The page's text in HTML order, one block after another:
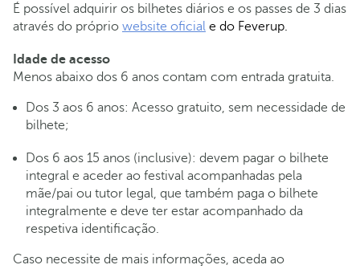
É possível adquirir os bilhetes diários e os passes de 3 dias
através do próprio website oficial e do Feverup.
Idade de acesso
Menos abaixo dos 6 anos contam com entrada gratuita.
Dos 3 aos 6 anos: Acesso gratuito, sem necessidade de
bilhete;
Dos 6 aos 15 anos (inclusive): devem pagar o bilhete
integral e aceder ao festival acompanhadas pela
mãe/pai ou tutor legal, que também paga o bilhete
integralmente e deve ter estar acompanhado da
respetiva identificação.
Caso necessite de mais informações, aceda ao